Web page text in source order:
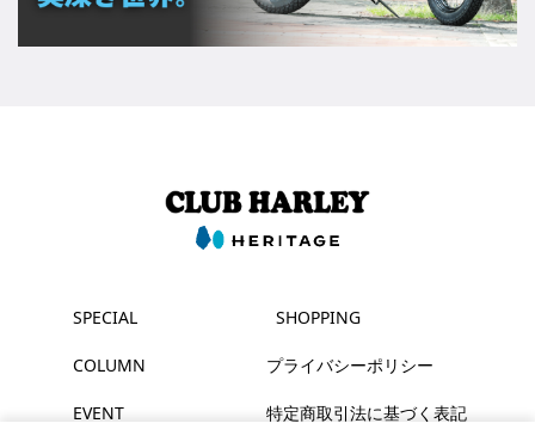
SPECIAL
COLUMN
EVENT
SHOPPING
プライバシーポリシー
特定商取引法に基づく表記